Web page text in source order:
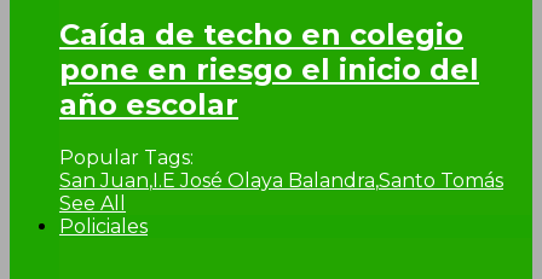
Caída de techo en colegio
pone en riesgo el inicio del
año escolar
Popular Tags:
San Juan, I.E José Olaya Balandra,Santo Tomás
See All
Policiales